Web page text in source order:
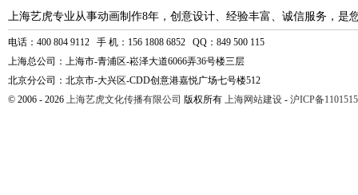
上海艺虎专业从事动画制作8年，创意设计、经验丰富、诚信服务，是
电话：400 804 9112 手 机：156 1808 6852 QQ：849 500 115
上海总公司：上海市-青浦区-崧泽大道6066弄36号楼三层
北京分公司：北京市-大兴区-CDD创意港嘉悦广场七号楼512
© 2006 - 2026 上海艺虎文化传播有限公司 版权所有 上海网站建设 - 沪ICP备